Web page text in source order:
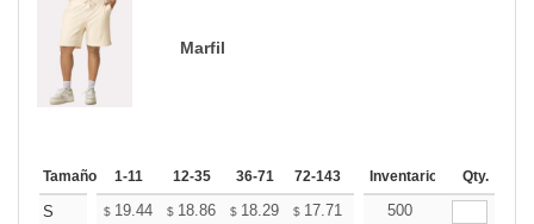
Marfil
Tamaño 1-11 12-35 36-71 72-143 144-287 288 +
Inventario Qty.
S $ 19.44 $ 18.86 $ 18.29 $ 17.71 17.14
500